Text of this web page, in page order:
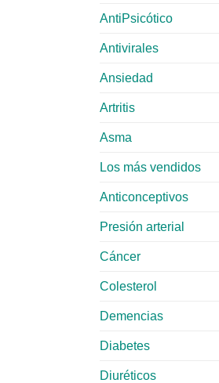
AntiPsicótico
Antivirales
Ansiedad
Artritis
Asma
Los más vendidos
Anticonceptivos
Presión arterial
Cáncer
Colesterol
Demencias
Diabetes
Diuréticos